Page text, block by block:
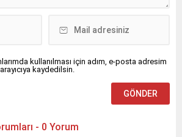
kullanılması için adım, e-posta adresim
kaydedilsin.
- 0 Yorum